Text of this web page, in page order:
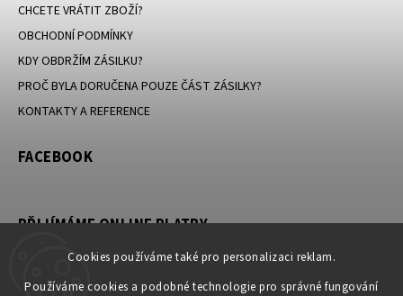
Cookies používáme také pro personalizaci reklam.
Používáme cookies a podobné technologie pro správné fungování
CHCETE VRÁTIT ZBOŽÍ?
OBCHODNÍ PODMÍNKY
KDY OBDRŽÍM ZÁSILKU?
PROČ BYLA DORUČENA POUZE ČÁST ZÁSILKY?
KONTAKTY A REFERENCE
FACEBOOK
PŘIJÍMÁME ONLINE PLATBY